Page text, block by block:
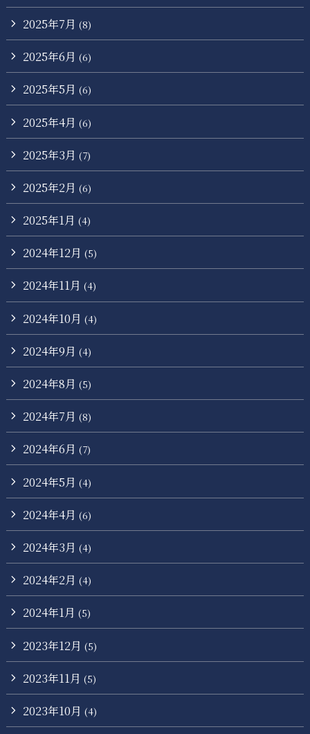
2025年7月 (8)
2025年6月 (6)
2025年5月 (6)
2025年4月 (6)
2025年3月 (7)
2025年2月 (6)
2025年1月 (4)
2024年12月 (5)
2024年11月 (4)
2024年10月 (4)
2024年9月 (4)
2024年8月 (5)
2024年7月 (8)
2024年6月 (7)
2024年5月 (4)
2024年4月 (6)
2024年3月 (4)
2024年2月 (4)
2024年1月 (5)
2023年12月 (5)
2023年11月 (5)
2023年10月 (4)